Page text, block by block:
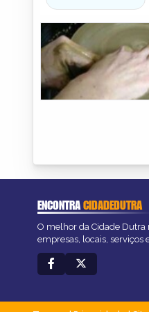
ENCONTRACIDADEDUTRA
O melhor da Cidade Dutra
empresas, locais, serviços